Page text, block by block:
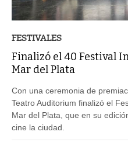
FESTIVALES
Finalizó el 40 Festival
Mar del Plata
Con una ceremonia de
Teatro Auditorium finalizó el
Mar del Plata, que en su
cine la ciudad.